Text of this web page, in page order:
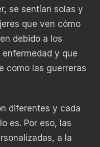
se sentían solas y
que ven cómo
debido a los
y que
como las guerreras
diferentes y cada
es. Por eso, las
a la